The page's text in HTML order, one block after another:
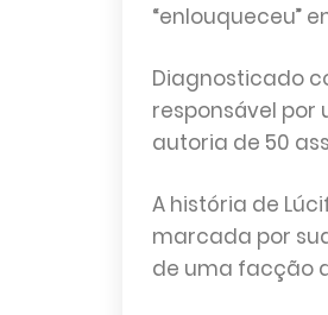
“enlouqueceu”
Diagnosticado
responsável por
autoria de 50
A história de
marcada por
de uma facção